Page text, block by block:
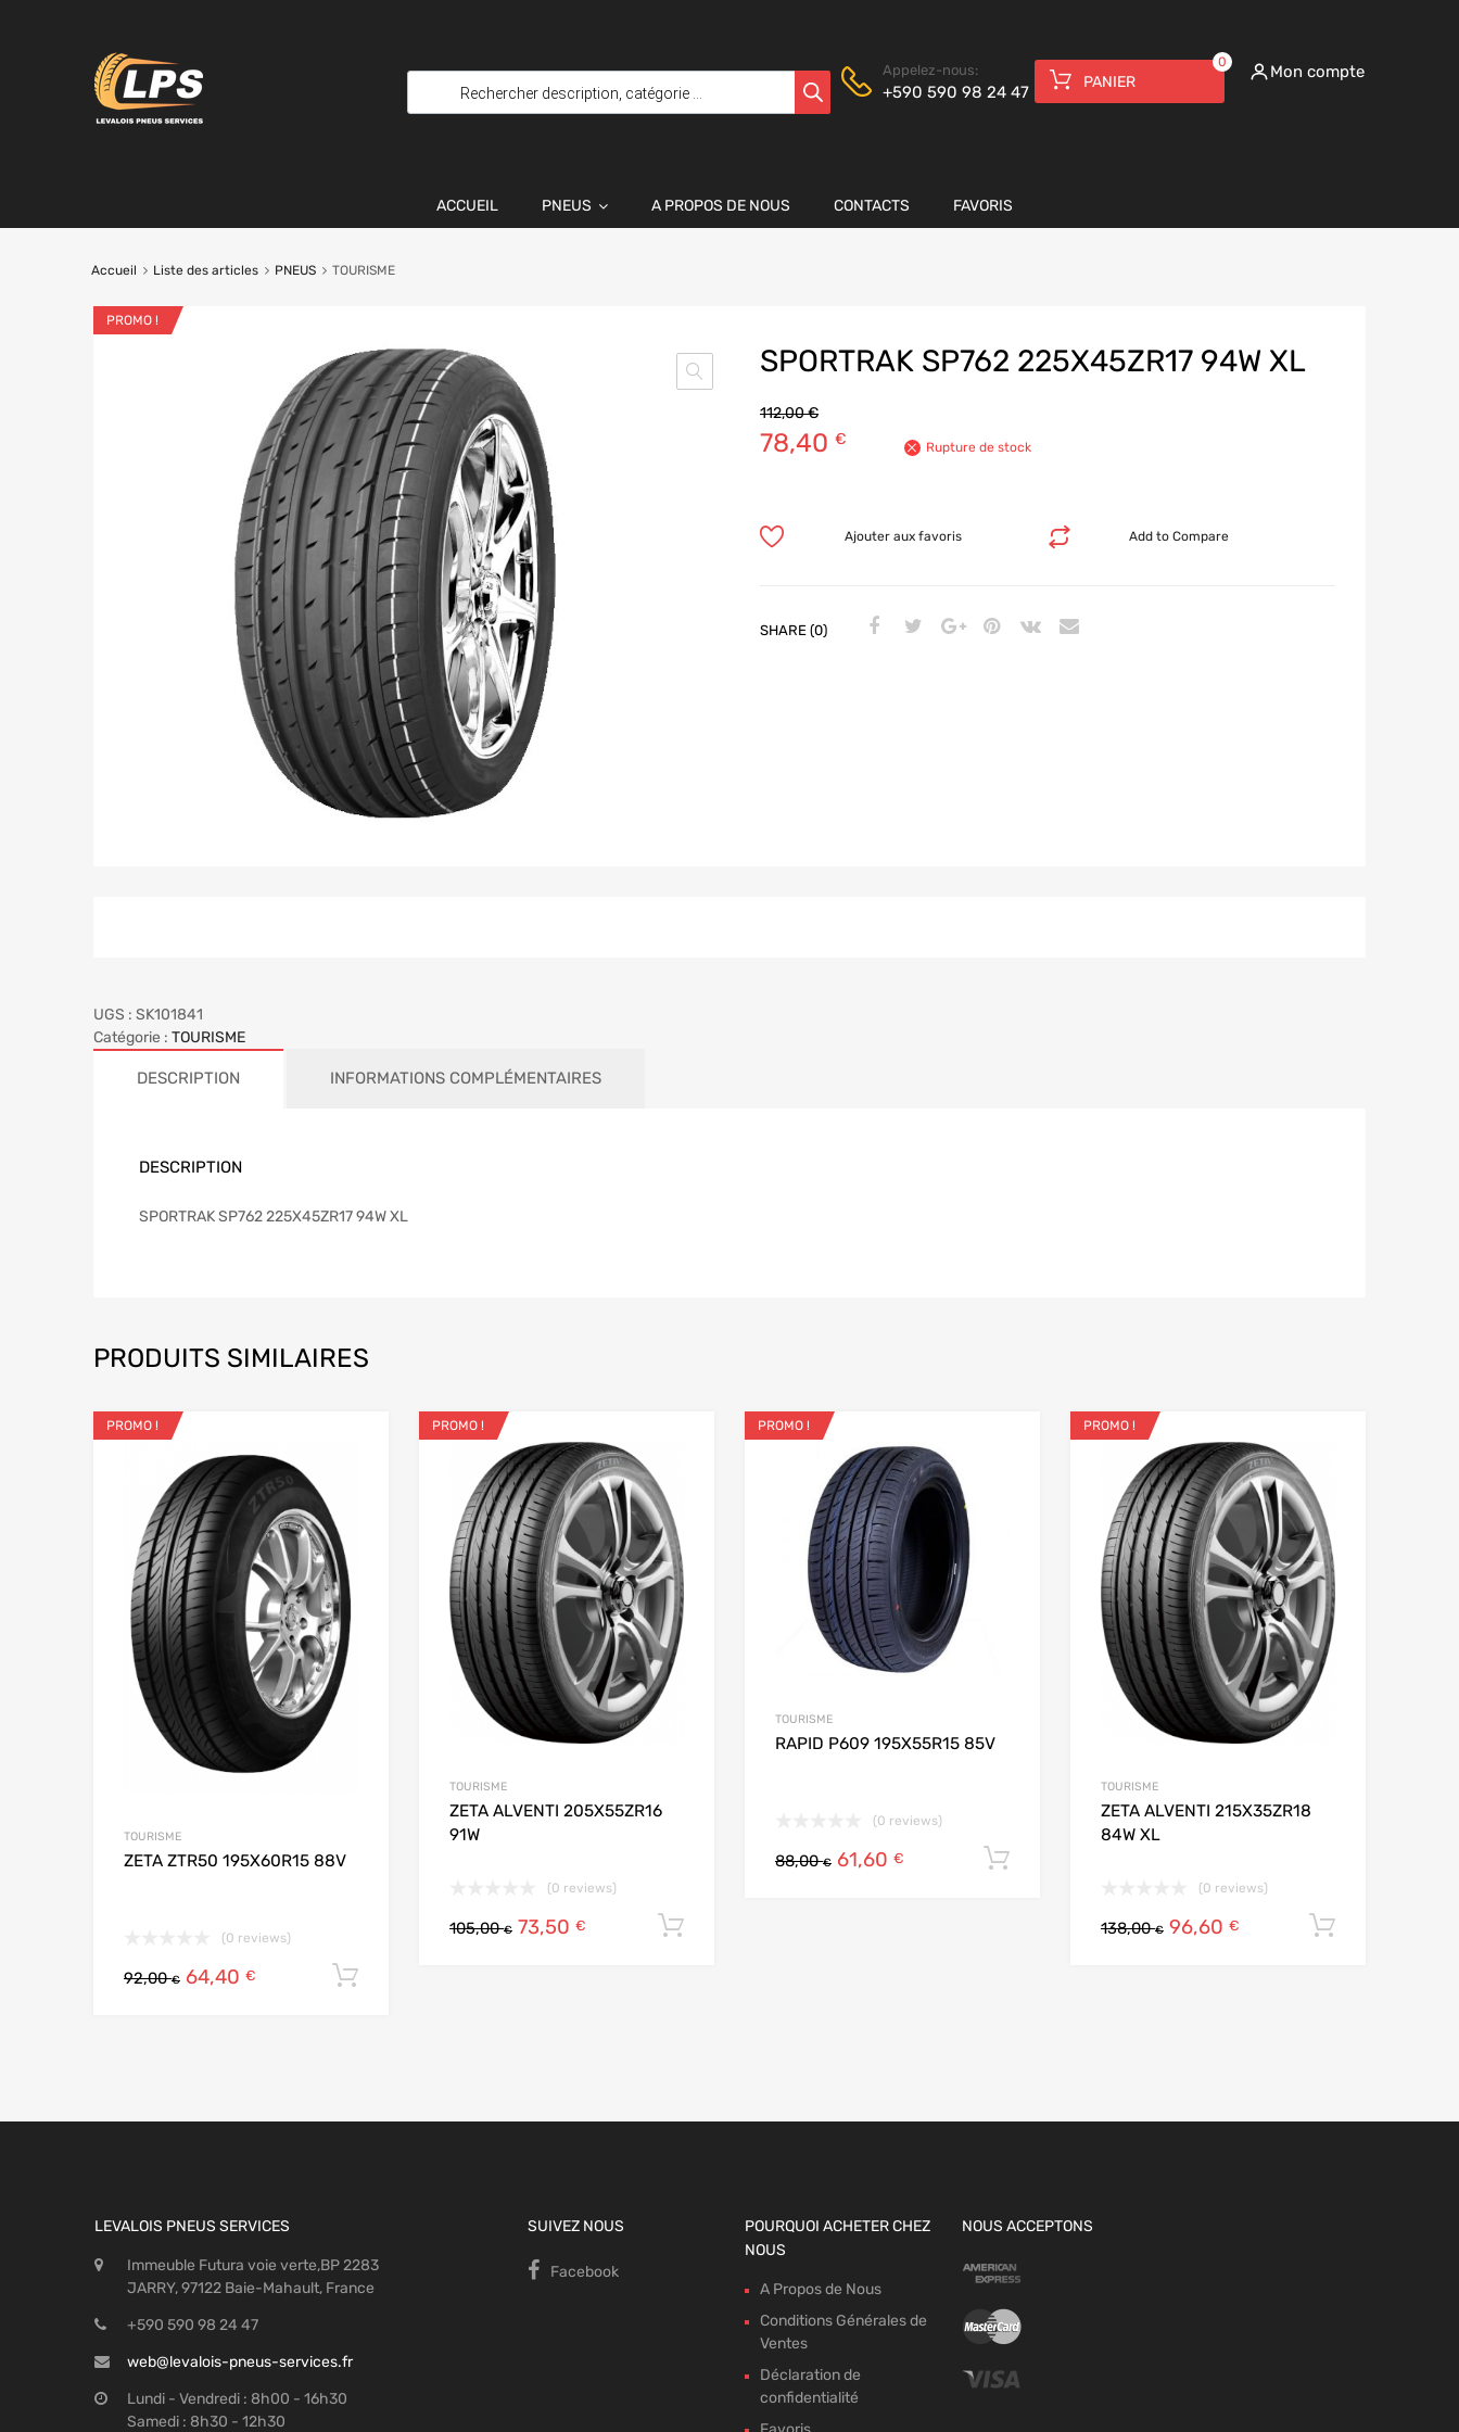
Appelez-nous:
+590 590 98 24 47
PANIER
0 Mon compte
ACCUEIL PNEUS A PROPOS DE NOUS CONTACTS FAVORIS
Accueil Liste des articles PNEUS TOURISME
PROMO !
SPORTRAK SP762 225X45ZR17 94W XL
112,00€
78,40 € Rupture de stock
Add to Compare
Ajouter aux favoris
SHARE (0)
UGS : SK101841
Catégorie : TOURISME
DESCRIPTION INFORMATIONS COMPLÉMENTAIRES
DESCRIPTION
SPORTRAK SP762 225X45ZR17 94W XL
PRODUITS SIMILAIRES
PROMO !
Add to Compare
TOURISME
ZETA ZTR50 195X60R15 88V
(0 reviews)
92,00€ 64,40€
PROMO !
Add to Compare
TOURISME
ZETA ALVENTI 205X55ZR16
91W
(0 reviews)
105,00€ 73,50 €
PROMO !
Add to Compare
TOURISME
RAPID P609 195X55R15 85V
(0 reviews)
88,00€ 61,60 €
PROMO !
TOURISME
ZETA ALVENTI 215X35ZR18
84W XL
(0 reviews)
138,00€ 96,60 €
LEVALOIS PNEUS SERVICES
Immeuble Futura voie verte,BP 2283
JARRY, 97122 Baie-Mahault, France
+590 590 98 24 47
web@levalois-pneus-services.fr
Lundi - Vendredi : 8h00 - 16h30
Samedi : 8h30 - 12h30
SUIVEZ NOUS
Facebook
POURQUOI ACHETER CHEZ
NOUS
A Propos de Nous
Conditions Générales de
Ventes
Déclaration de
confidentialité
NOUS ACCEPTONS